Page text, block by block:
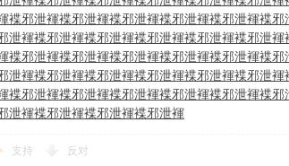
褋邪泄褌褋邪泄褌褋邪泄褌褋邪泄褌褋邪泄褌褋邪
泄褌褋邪泄褌褋邪泄褌褋邪泄褌褋邪泄褌褋邪泄褌
褋邪泄褌褋邪泄褌褋邪泄褌褋邪泄褌褋邪泄褌褋邪
泄褌褋邪泄褌褋邪泄褌褋邪泄褌褋邪泄褌褋邪泄褌
褋邪泄褌褋邪泄褌褋邪泄褌褋邪泄褌褋邪泄褌褋邪
泄褌褋邪泄褌褋邪泄褌褋邪泄褌
支持 反对